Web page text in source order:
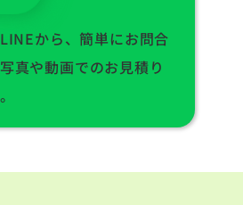
から、簡単にお問合
真や動画でのお見積り